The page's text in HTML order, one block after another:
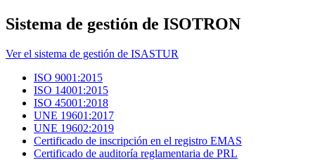
Sistema de gestión de ISOTRON
Ver el sistema de gestión de ISASTUR
ISO 9001:2015
ISO 14001:2015
ISO 45001:2018
UNE 19601:2017
UNE 19602:2019
Certificado de inscripción en el registro EMAS
Certificado de auditoría reglamentaria de PRL